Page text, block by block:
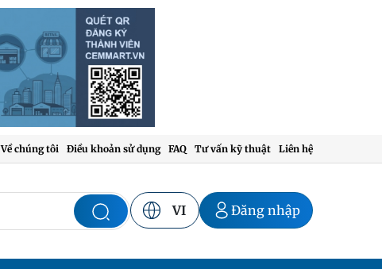
Về chúng tôi Điều khoản sử dụng FAQ Tư vấn kỹ thuật Liên hệ
VI Đăng nhập